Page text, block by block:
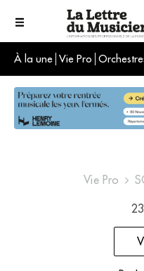
À la une Vie Pro
Le
Vie Pro
23